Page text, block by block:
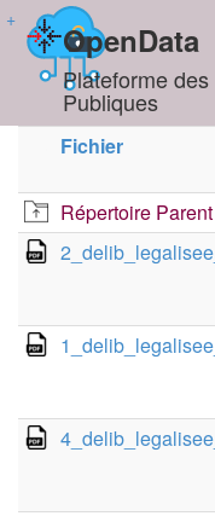
+
OpenData
Plateforme
Publiques
Fichier
Répertoire Parent